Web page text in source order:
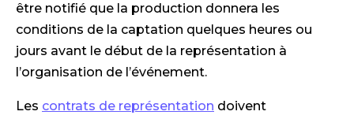
être notifié que la production donnera les
conditions de la captation quelques heures ou
jours avant le début de la représentation à
l’organisation de l’événement.
Les contrats de représentation doivent